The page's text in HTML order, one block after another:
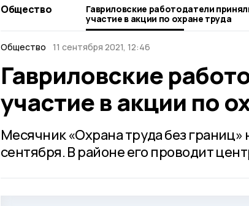
Общество
Гавриловские работодатели
участие в акции по охране труда
Общество 11 сентября 2021, 12:46
Гавриловские
участие в акции по
Месячник «Охрана труда без границ»
сентября. В районе его проводит